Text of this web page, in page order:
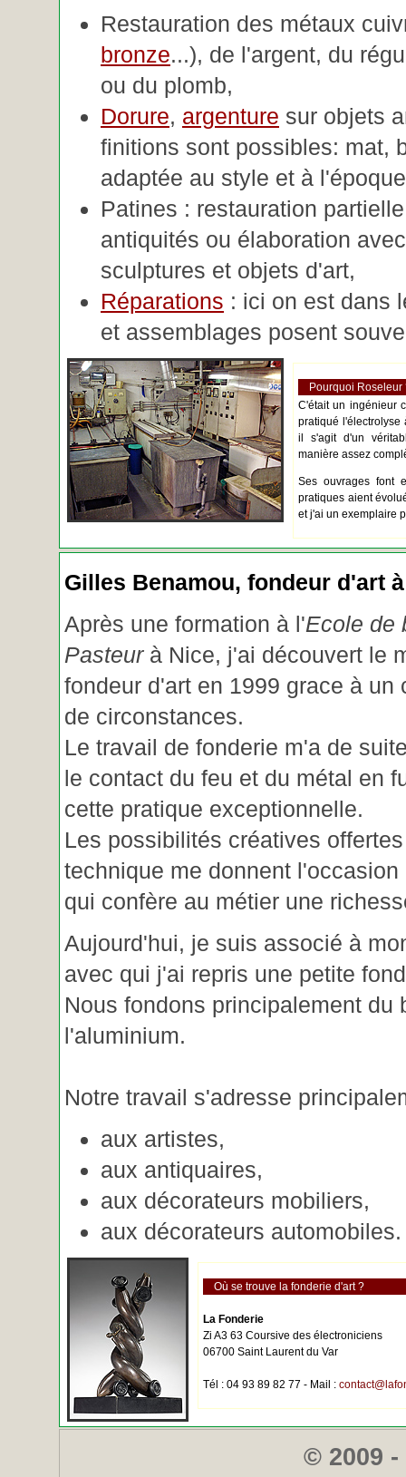
Restauration des métaux
bronze...), de l'argent, du
ou du plomb,
Dorure, argenture sur objets
finitions sont possibles: mat,
adaptée au style et à
Patines : restauration
antiquités ou élaboration
sculptures et objets d'art,
Réparations : ici on est dans
et assemblages posent
Pourquoi Roseleur
C'était un ingénieur
pratiqué l'électrolyse
il s'agit d'un
manière assez
Ses ouvrages font
pratiques aient
et j'ai un exemplaire
Gilles Benamou, fondeur d'art
Après une formation à l'Ecole de
Pasteurà Nice, j'ai découvert le
fondeur d'art en 1999 grace à un
de circonstances.
Le travail de fonderie m'a de
le contact du feu et du métal en
cette pratique exceptionnelle.
Les possibilités créatives
technique me donnent
qui confère au métier une
Aujourd'hui, je suis associé à
avec qui j'ai repris une petite
Nous fondons principalement
l'aluminium.
Notre travail s'adresse
aux artistes,
aux antiquaires,
aux décorateurs mobiliers,
aux décorateurs automobiles.
Où se trouve la fonderie d'art ?
La Fonderie
Zi A3 63 Coursive des électroniciens
06700 Saint Laurent du Var
Tél : 04 93 89 82 77 - Mail :
© 2009